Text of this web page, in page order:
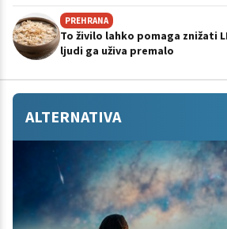
PREHRANA
To živilo lahko pomaga znižati
ljudi ga uživa premalo
ALTERNATIVA